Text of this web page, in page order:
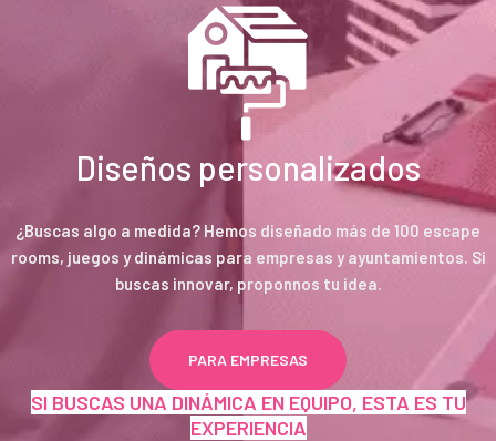
Diseños personalizados
¿Buscas algo a medida? Hemos diseñado más de 100 escape
rooms, juegos y dinámicas para empresas y ayuntamientos. Si
buscas innovar, proponnos tu idea.
PARA EMPRESAS
SI BUSCAS UNA DINÁMICA EN EQUIPO, ESTA ES TU
EXPERIENCIA